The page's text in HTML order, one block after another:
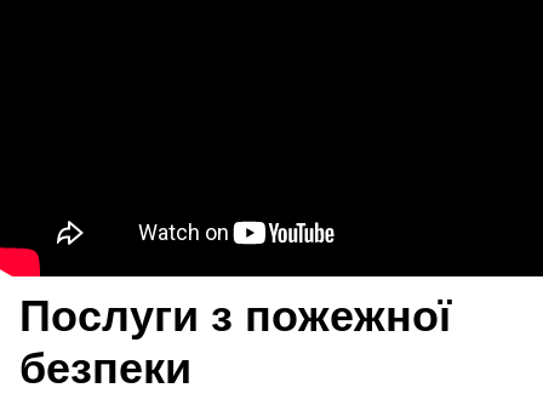
Послуги з пожежної
безпеки